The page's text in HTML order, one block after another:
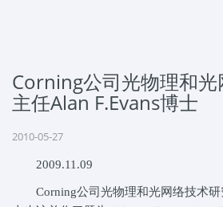
Corning公司光物理和
主任Alan F.Evans博士
2010-05-27
2009.11.09
Corning公司光物理和光网络技术研